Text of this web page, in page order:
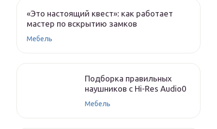
«Это настоящий квест»: как работает
мастер по вскрытию замков
Мебель
Подборка правильных
наушников с Hi-Res Audio0
Мебель